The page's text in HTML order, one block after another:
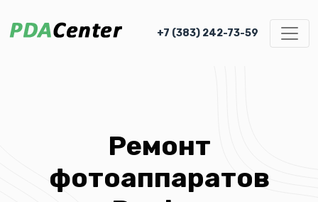
+7 (383) 242-73-59
Ремонт
фотоаппаратов